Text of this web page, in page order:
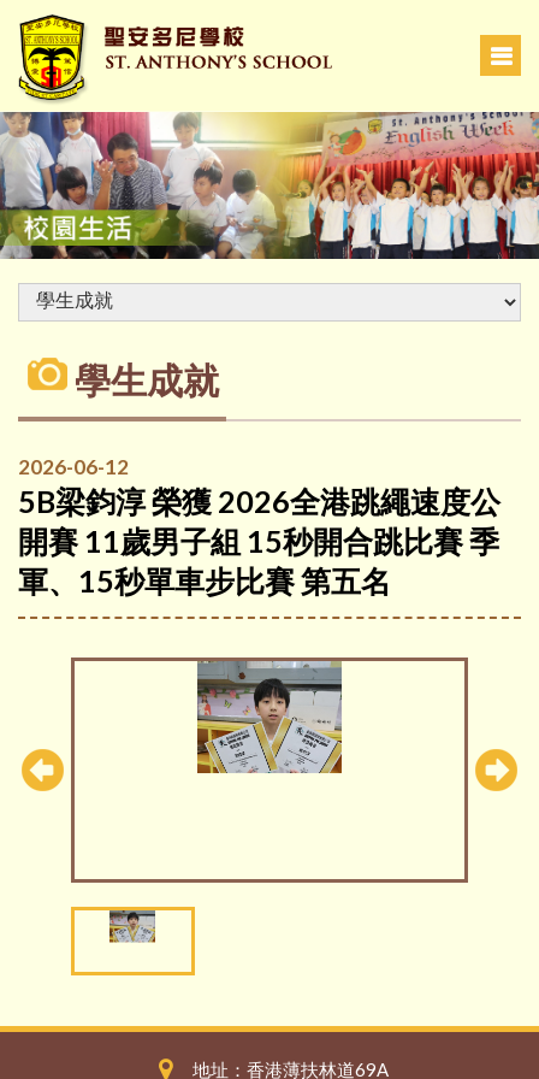
學生成就
2026-06-12
5B梁鈞淳 榮獲 2026全港跳繩速度公
開賽 11歲男子組 15秒開合跳比賽 季
軍、15秒單車步比賽 第五名
地址：香港薄扶林道69A